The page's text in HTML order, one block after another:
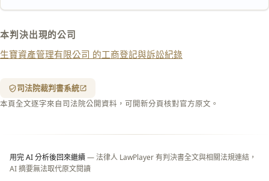
本判決出現的公司
生寶資產管理有限公司 的工商登記與訴訟紀錄
司法院裁判書系統
本頁全文逐字來自司法院公開資料，可開新分頁核對官方原文。
用完 AI 分析後回來繼續— 法律人 LawPlayer 有判決書全文與相關法規連結，
AI 摘要無法取代原文閱讀